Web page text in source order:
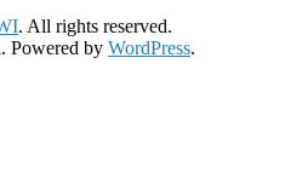
. All rights reserved.
Powered by WordPress.